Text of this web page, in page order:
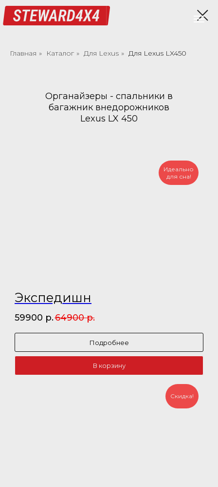
Главная » Каталог » Для Lexus » Для Lexus LX450
Органайзеры - спальники в
багажник внедорожников
Lexus LX 450
Идеально
для сна!
Экспедишн
59900 р.64900 р.
Подробнее
В корзину
Скидка!